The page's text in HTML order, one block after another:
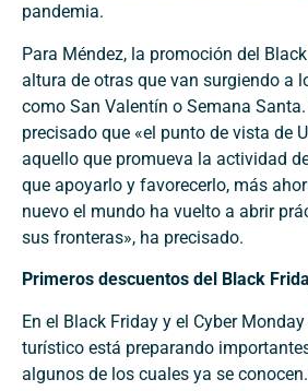
pandemia.
Para Méndez, la promoción del
altura de otras que van surgiendo a
como San Valentín o Semana Santa.
precisado que «el punto de vista de
aquello que promueva la actividad
que apoyarlo y favorecerlo, más
nuevo el mundo ha vuelto a abrir
sus fronteras», ha precisado.
Primeros descuentos del Black
En el Black Friday y el Cyber
turístico está preparando
algunos de los cuales ya se